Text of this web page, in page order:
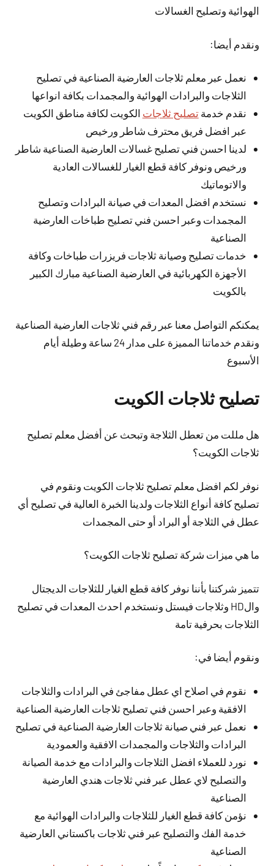
الهوائية وتصليح الغسالات
ونقدم أيضا:
نعمل عبر معلم ثلاجات العارضية الصناعية في تصليح
الثلاجات والبرادات الهوائية والمجمدات بكافة انواعها
نقدم خدمةتصليح ثلاجات الكويت لكافة مناطق الكويت
عبر افضل فريق محترف شاطر ورخيص
لدينا احسن فني تصليح غسالات العارضية الصناعية شاطر
ورخيص ونوفر كافة قطع الغيار للغسالات العادية
والاتوماتيك
نستخدم افضل المعدات في صيانة البرادات وتصليح
المجمدات وعبر احسن فني تصليح طباخات العارضية
الصناعية
خدمات تصليح وصيانة ثلاجات فريزرات طباخات وكافة
الأجهزة الكهربائية في العارضية الصناعية مبارك الكبير
بالكويت
يمكنكم التواصل معنا عبر رقم فني ثلاجات العارضية الصناعية
ونقدم خدماتنا المميزة على مدار 24 ساعة وطيلة أيام
الأسبوع
تصليح ثلاجات الكويت
هل مللت من تعطل الثلاجة وتبحث عن أفضل معلم تصليح
ثلاجات الكويت؟
نوفر لكم افضل معلم تصليح ثلاجات الكويت ونقوم في
تصليح كافة أنواع الثلاجات ولدينا الخبرة العالية في تصليح أي
عطل في الثلاجة أو البراد أو حتى المجمدات
ما هي ميزات شركة تصليح ثلاجات الكويت؟
تتميز شركتنا بأننا نوفر كافة قطع الغيار للثلاجات الديجتال
والHD وثلاجات فيستل ونستخدم احدث المعدات في تصليح
الثلاجات بحرفية تامة
ونقوم أيضا في:
نقوم في اصلاح اي عطل مفاجئ في البرادات والثلاجات
الافقية وعبر احسن فني تصليح ثلاجات العارضية الصناعية
نعمل عبر فني صيانة ثلاجات العارضية الصناعية في تصليح
البرادات والثلاجات والمجمدات الافقية والعمودية
نورد للعملاء افضل الثلاجات والبرادات مع خدمة الصيانة
والتصليح لاي عطل عبر فني ثلاجات هندي العارضية
الصناعية
نؤمن كافة قطع الغيار للثلاجات والبرادات الهوائية مع
خدمة الفك والتصليح عبر فني ثلاجات باكستاني العارضية
الصناعية